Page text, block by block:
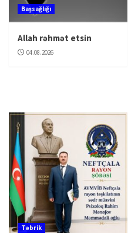
Başsağlığı
Allah rəhmət etsin
04.08.2026
Təbrik